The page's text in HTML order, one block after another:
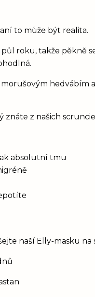
to může být realita.
roku, takže pěkně
morušovým
znáte z našich
absolutní tmu
naší Elly-masku na